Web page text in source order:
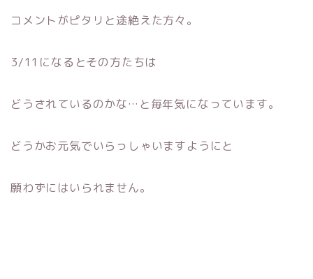
コメントがピタリと途絶えた方々。
3/11になるとその方たちは
どうされているのかな…と毎年気になっています。
どうかお元気でいらっしゃいますようにと
願わずにはいられません。